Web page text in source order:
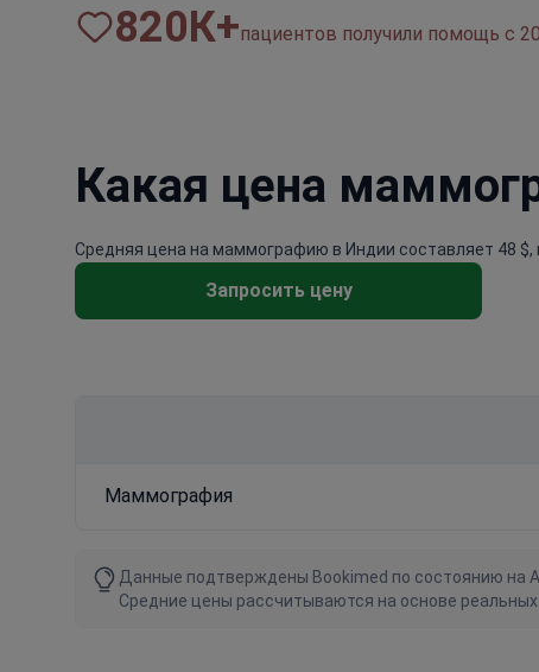
820К+пациентов получили помощь с
Какая цена
Средняя цена на маммографию в Индии составляет 48
Запросить цену
Маммография
Данные подтверждены Bookimed по состоянию на
Средние цены рассчитываются на основе